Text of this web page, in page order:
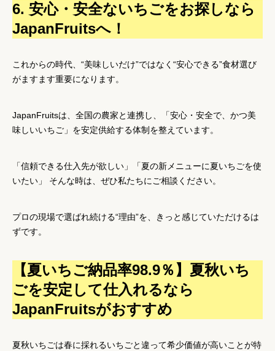
6. 安心・安全ないちごをお探しなら
JapanFruitsへ！
これからの時代、 “美味しいだけ”ではなく“安心できる”食材選び
がますます重要になります。
JapanFruitsは、全国の農家と連携し、「安心・安全で、かつ美
味しいいちご」を安定供給する体制を整えています。
「信頼できる仕入先が欲しい」「夏の新メニューに夏いちごを使
いたい」
そんな時は、ぜひ私たちにご相談ください。
プロの現場で選ばれ続ける“理由”を、きっと感じていただけるは
ずです。
【夏いちご納品率98.9％】夏秋いち
ごを安定して仕入れるなら
JapanFruitsがおすすめ
夏秋いちごは春に採れるいちごと違って希少価値が高いことが特